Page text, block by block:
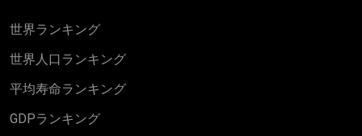
世界ランキング
世界人口ランキング
平均寿命ランキング
GDPランキング